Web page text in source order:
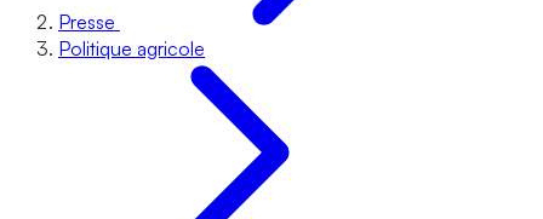
Presse
Politique agricole